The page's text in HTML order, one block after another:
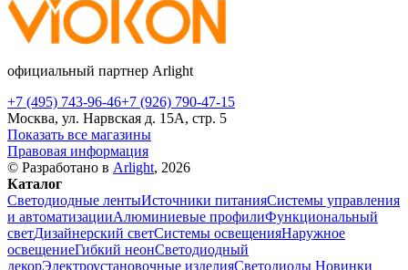
официальный партнер Arlight
+7 (495) 743-96-46+7 (926) 790-47-15
Москва, ул. Нарвская д. 15А, стр. 5
Показать все магазины
Правовая информация
© Разработано в Arlight, 2026
Каталог
Светодиодные лентыИсточники питанияСистемы управления
и автоматизацииАлюминиевые профилиФункциональный
светДизайнерский светСистемы освещенияНаружное
освещениеГибкий неонСветодиодный
декорЭлектроустановочные изделияСветодиоды Новинки